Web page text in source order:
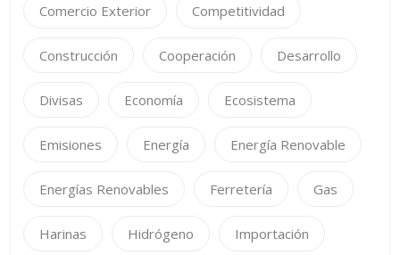
Comercio Exterior Competitividad
Construcción Cooperación Desarrollo
Divisas Economía Ecosistema
Emisiones Energía Energía Renovable
Energías Renovables Ferretería Gas
Harinas Hidrógeno Importación